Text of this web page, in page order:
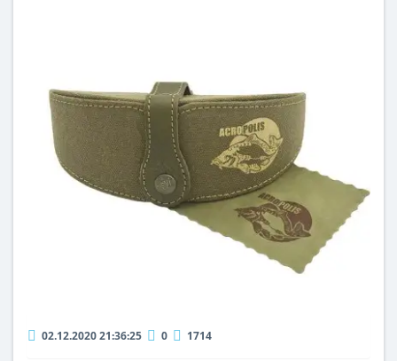
02.12.2020 21:36:25 0 1714